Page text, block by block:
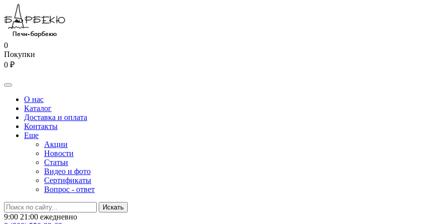
0
Покупки
0 ₽
О нас
Каталог
Доставка и оплата
Контакты
Еще
Акции
Новости
Статьи
Видео и фото
Сертификаты
Вопрос - ответ
9:00 21:00 ежедневно